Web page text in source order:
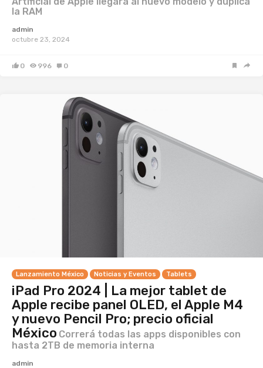
la RAM
admin
octubre 23, 2024
0 996 0
Lanzamiento México Noticias y Eventos Tablets
iPad Pro 2024 | La mejor tablet de
Apple recibe panel OLED, el Apple M4
y nuevo Pencil Pro; precio oficial
México Correrá todas las apps disponibles con
hasta 2TB de memoria interna
admin